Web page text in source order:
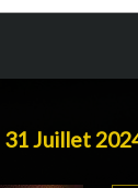
31 Juillet